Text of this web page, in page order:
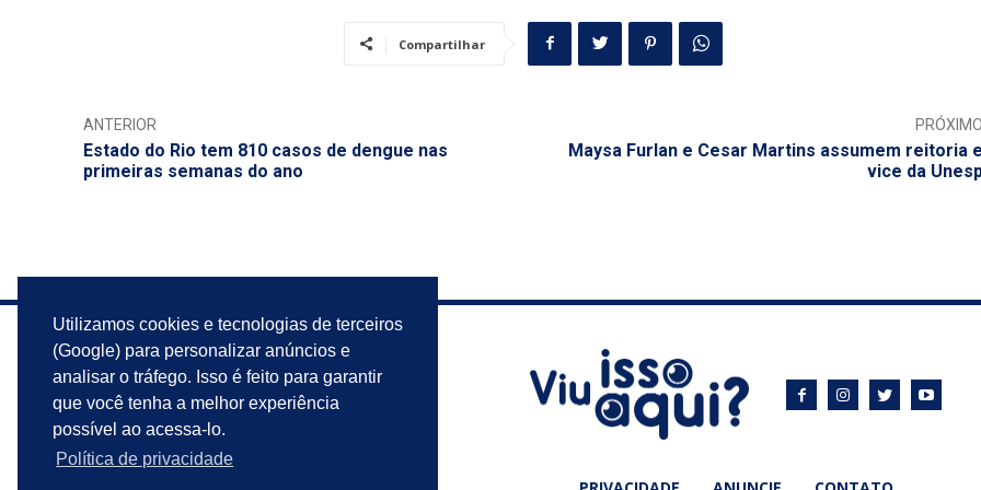
Utilizamos cookies e tecnologias de terceiros
(Google) para personalizar anúncios e
analisar o tráfego. Isso é feito para garantir
que você tenha a melhor experiência
possível ao acessa-lo.
Política de privacidade
Compartilhar
ANTERIOR
Estado do Rio tem 810 casos de dengue nas
primeiras semanas do ano
PRÓXIMO
Maysa Furlan e Cesar Martins assumem reitoria e
vice da